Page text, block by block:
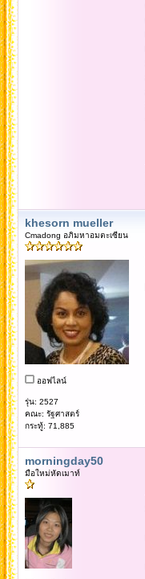
khesorn mueller
Cmadong อภิมหาอมตะเซียน
ออฟไลน์
รุ่น: 2527
คณะ: รัฐศาสตร์
กระทู้: 71,885
morningday50
มือใหม่หัดเมาท์